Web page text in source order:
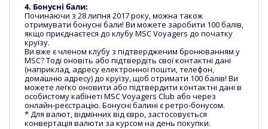
4. Бонусні бали:
Починаючи з 28 липня 2017 року, можна також
отримувати бонусні бали! Ви можете заробити 100 балів,
якщо приєднаєтеся до клубу MSC Voyagers до початку
круїзу.
Ви вже є членом клубу з підтвердженим бронюванням у
MSC? Тоді оновіть або підтвердіть свої контактні дані
(наприклад, адресу електронної пошти, телефон,
домашню адресу) до круїзу, щоб отримати 100 балів! Ви
можете легко оновити або підтвердити контактні дані в
особистому кабінеті MSC Voyagers Club або через
онлайн-реєстрацію. Бонусні балині є ретро-бонусом.
* Для валют, відмінних від євро, застосовується
конвертація валюти за курсом на день покупки.